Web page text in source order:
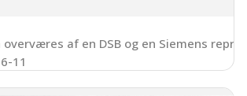
overværes af en DSB og en Siemens
11